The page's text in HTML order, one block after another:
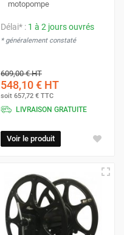
motopompe
Délai* : 1 à 2 jours ouvrés
* généralement constaté
609,00 €HT
548,10 € HT
soit 657,72 € TTC
LIVRAISON GRATUITE
Voir le produit